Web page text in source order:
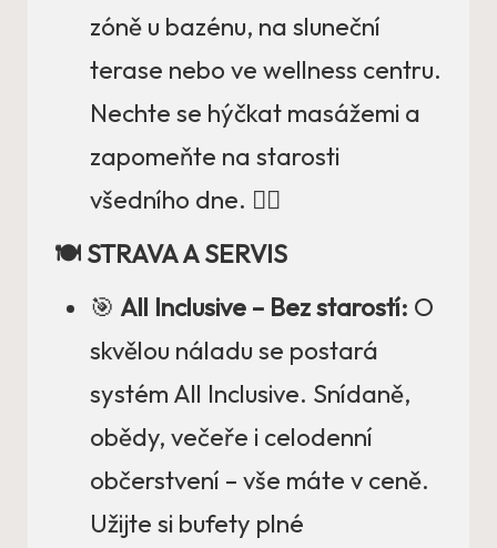
zóně u bazénu, na sluneční
terase nebo ve wellness centru.
Nechte se hýčkat masážemi a
zapomeňte na starosti
všedního dne. 🧘‍♀️
🍽️ STRAVA A SERVIS
🎯 All Inclusive – Bez starostí: O
skvělou náladu se postará
systém All Inclusive. Snídaně,
obědy, večeře i celodenní
občerstvení – vše máte v ceně.
Užijte si bufety plné